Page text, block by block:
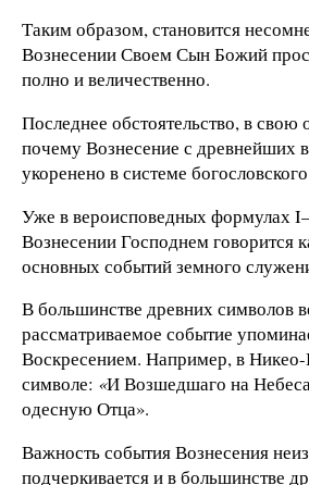
Таким образом, становится
Вознесении Своем Сын Божий
полно и величественно.
Последнее обстоятельство, в свою
почему Вознесение с древнейших
укоренено в системе
Уже в вероисповедных формулах
Вознесении Господнем говорится
основных событий земного
В большинстве древних символов
рассматриваемое событие
Воскресением. Например, в
символе: «И Возшедшаго на
одесную Отца».
Важность события Вознесения
подчеркивается и в большинстве